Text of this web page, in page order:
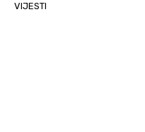
VIJESTI